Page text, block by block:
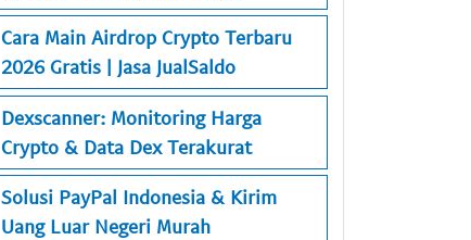
Cara Main Airdrop Crypto Terbaru
2026 Gratis | Jasa JualSaldo
Dexscanner: Monitoring Harga
Crypto & Data Dex Terakurat
Solusi PayPal Indonesia & Kirim
Uang Luar Negeri Murah